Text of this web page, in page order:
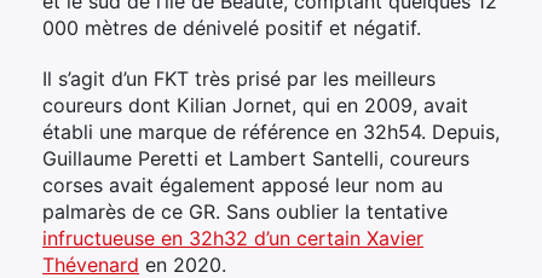
000 mètres de dénivelé positif et négatif.
Il s’agit d’un FKT très prisé par les meilleurs
coureurs dont Kilian Jornet, qui en 2009, avait
établi une marque de référence en 32h54. Depuis,
Guillaume Peretti et Lambert Santelli, coureurs
corses avait également apposé leur nom au
palmarès de ce GR. Sans oublier la tentative
infructueuse en 32h32 d’un certain Xavier
Thévenard en 2020.